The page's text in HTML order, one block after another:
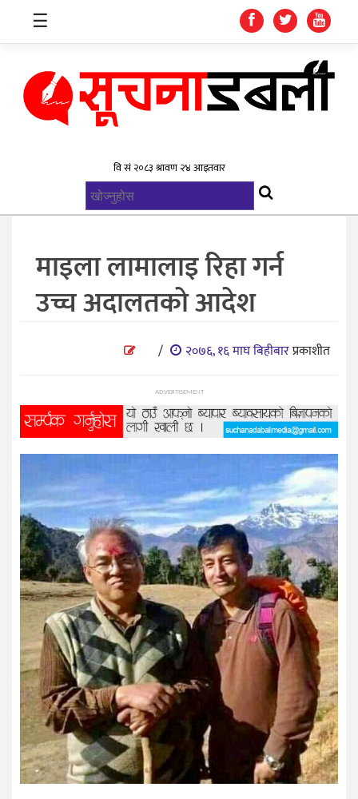
स्वास्थ्य
खेलकुद
विज्ञान
शिक्षा
भिडियो
अन्तर्वाता
☰
माइला लामालाइ रिहा गर्न
उच्च अदालतको आदेश
/ २०७६, १६ माघ बिहीबारप्रकाशीत
ADVERTISEMENT